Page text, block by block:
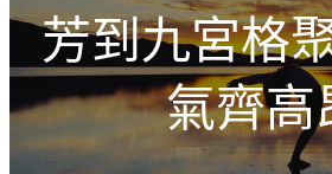
芳到九宮格
氣齊高